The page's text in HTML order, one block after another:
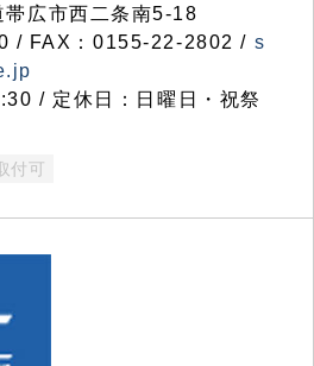
広市西二条南5-18
/ FAX：0155-22-2802 / s
/ 定休日：日曜日・祝祭
付可